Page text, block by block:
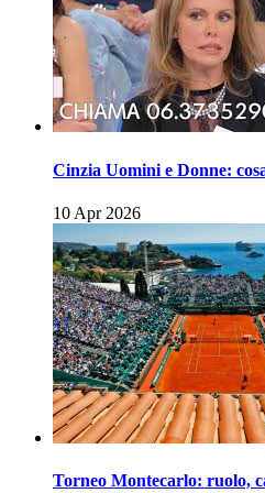
Cinzia Uomini e Donne:
10 Apr 2026
Torneo Montecarlo: ruolo,